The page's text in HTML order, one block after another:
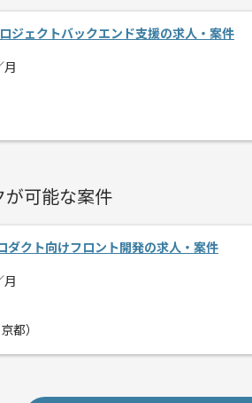
コ
ITアーキテクトの経験を活かすことがで
ジェクトバックエンド支援の求人・案件
月
が可能な案件
ダクト向けフロント開発の求人・案件
月
都）